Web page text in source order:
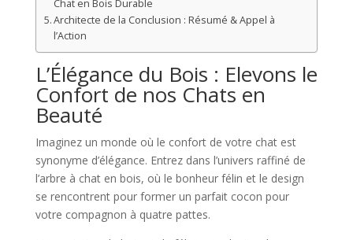
Chat en Bois Durable
Architecte de la Conclusion : Résumé & Appel à
l’Action
L’Élégance du Bois : Elevons le
Confort de nos Chats en
Beauté
Imaginez un monde où le confort de votre chat est
synonyme d’élégance. Entrez dans l’univers raffiné de
l’arbre à chat en bois, où le bonheur félin et le design
se rencontrent pour former un parfait cocon pour
votre compagnon à quatre pattes.